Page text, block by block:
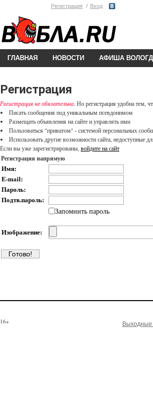
Регистрация Вход
ГЛАВНАЯ НОВОСТИ АФИША
Регистрация
Регистрация не обязательна. Но регистрация удобна тем,
Писать сообщения под уникальным псевдонимом
Размещать объявления на сайте и управлять ими
Пользоваться "приватом" - системой персональных
Использовать другие возможности сайта, недоступные
Если вы уже зарегистрированы, войдите на сайт
Регистрация напрямую
Имя:
E-mail:
Пароль:
Подтв.пароль:
Запомнить пароль
Изображение:
16+